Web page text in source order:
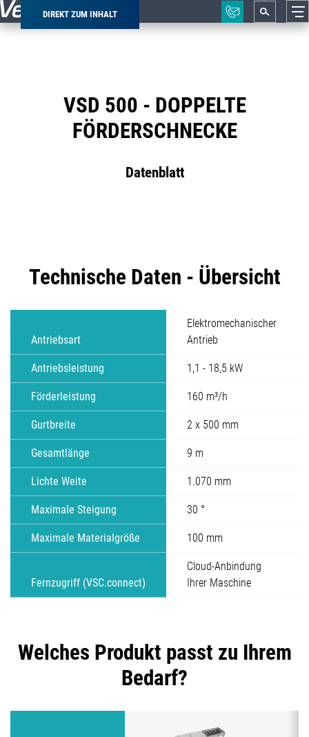
DIREKT ZUM INHALT
Pfadnavigation
VSD 500 - DOPPELTE
FÖRDERSCHNECKE
Datenblatt
Technische Daten - Übersicht
Antriebsart
Elektromechanischer
Antrieb
Antriebsleistung 1,1 - 18,5 kW
Förderleistung 160 m³/h
Gurtbreite 2 x 500 mm
Gesamtlänge 9 m
Lichte Weite 1.070 mm
Maximale Steigung 30 °
Maximale Materialgröße 100 mm
Fernzugriff (VSC.connect)
Cloud-Anbindung
Ihrer Maschine
Welches Produkt passt zu Ihrem
Bedarf?